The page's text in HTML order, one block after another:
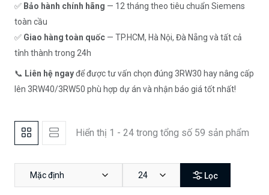
✅ Bảo hành chính hãng — 12 tháng theo tiêu chuẩn Siemens
toàn cầu
✅ Giao hàng toàn quốc — TP.HCM, Hà Nội, Đà Nẵng và tất cả
tỉnh thành trong 24h
📞 Liên hệ ngayđể được tư vấn chọn đúng 3RW30 hay nâng cấp
lên 3RW40/3RW50 phù hợp dự án và nhận báo giá tốt nhất!
Hiển thị 1 - 24 trong tổng số 59 sản phẩm
Mặc định 24 Lọc